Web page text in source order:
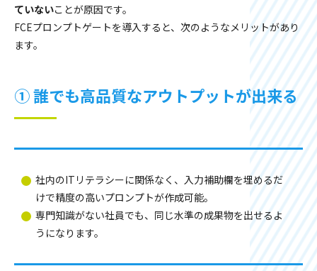
ていないことが原因です。
FCEプロンプトゲートを導入すると、次のようなメリットがあり
ます。
① 誰でも高品質なアウトプットが出来る
社内のITリテラシーに関係なく、入力補助欄を埋めるだ
けで精度の高いプロンプトが作成可能。
専門知識がない社員でも、同じ水準の成果物を出せるよ
うになります。